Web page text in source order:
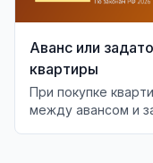
Аванс или
квартиры
При покупке
между авансом и